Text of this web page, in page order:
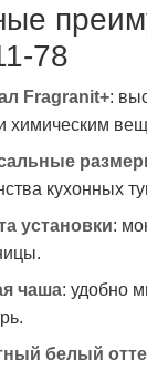
78
Fragranit+:
химическим
кухонных
установки:
чаша: удобно
белый